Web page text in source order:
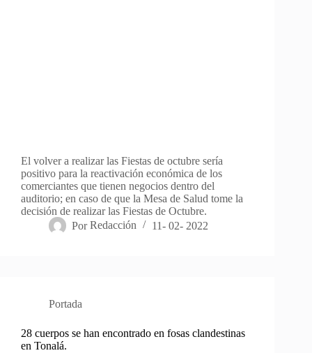
El volver a realizar las Fiestas de octubre sería
positivo para la reactivación económica de los
comerciantes que tienen negocios dentro del
auditorio; en caso de que la Mesa de Salud tome la
decisión de realizar las Fiestas de Octubre.
Por Redacción 11- 02- 2022
Portada
28 cuerpos se han encontrado en fosas clandestinas
en Tonalá.